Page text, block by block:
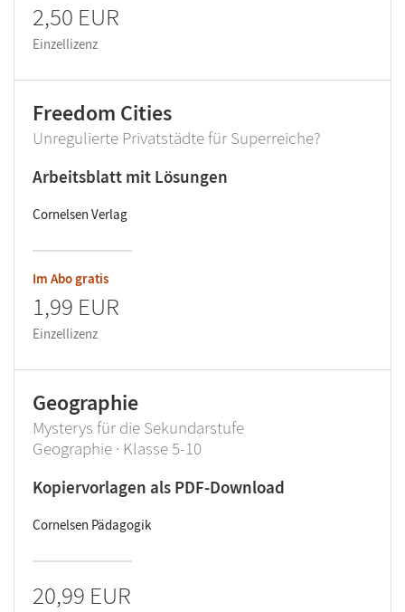
2,50 EUR
Einzellizenz
Freedom Cities
Unregulierte Privatstädte für Superreiche?
Arbeitsblatt mit Lösungen
Cornelsen Verlag
Im Abo gratis
1,99 EUR
Einzellizenz
Geographie
Mysterys für die Sekundarstufe
Geographie · Klasse 5-10
Kopiervorlagen als PDF-Download
Cornelsen Pädagogik
20,99 EUR